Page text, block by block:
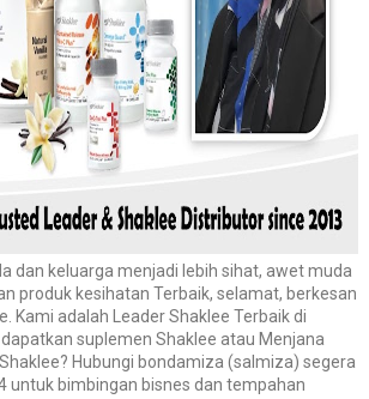
dan keluarga menjadi lebih sihat, awet muda
produk kesihatan Terbaik, selamat, berkesan
Kami adalah Leader Shaklee Terbaik di
suplemen Shaklee atau Menjana
Hubungi bondamiza (salmiza) segera
untuk bimbingan bisnes dan tempahan